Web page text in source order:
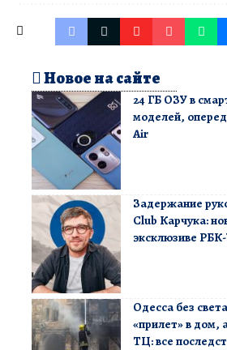
Новое на сайте
24 ГБ ОЗУ в
моделей,
Air
Задержание
Club Карчука:
эксклюзиве
Одесса без
«прилет» в дом,
ТЦ: все